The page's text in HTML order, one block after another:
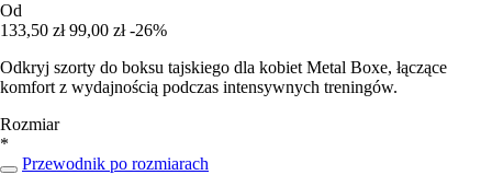
Od
133,50 zł 99,00 zł -26%
Odkryj szorty do boksu tajskiego dla kobiet Metal Boxe, łączące
komfort z wydajnością podczas intensywnych treningów.
Rozmiar
*
Przewodnik po rozmiarach